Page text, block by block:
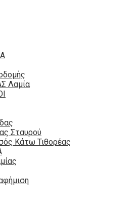
Λαμία
Σταυρού
Κάτω Τιθορέας